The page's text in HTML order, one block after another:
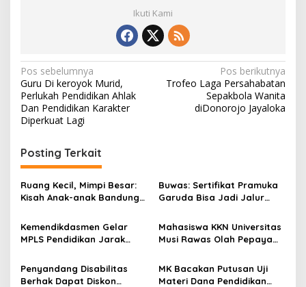
Ikuti Kami
N
a
v
i
g
a
s
i
p
o
s
Pos sebelumnya
Guru Di keroyok Murid,
Perlukah Pendidikan Ahlak
Dan Pendidikan Karakter
Diperkuat Lagi
Pos berikutnya
Trofeo Laga Persahabatan
Sepakbola Wanita
diDonorojo Jayaloka
Posting Terkait
Ruang Kecil, Mimpi Besar:
Kisah Anak-anak Bandung
Lewat Literasi
Buwas: Sertifikat Pramuka
Garuda Bisa Jadi Jalur
dan Perguruan Tinggi
Kemendikdasmen Gelar
MPLS Pendidikan Jarak
Kemandirian Belajar
Mahasiswa KKN Universitas
Musi Rawas Olah Pepaya
Jual Tinggi, Dorong UMKM
Desa Air Satan
Penyandang Disabilitas
Berhak Dapat Diskon
MK Bacakan Putusan Uji
Materi Dana Pendidikan